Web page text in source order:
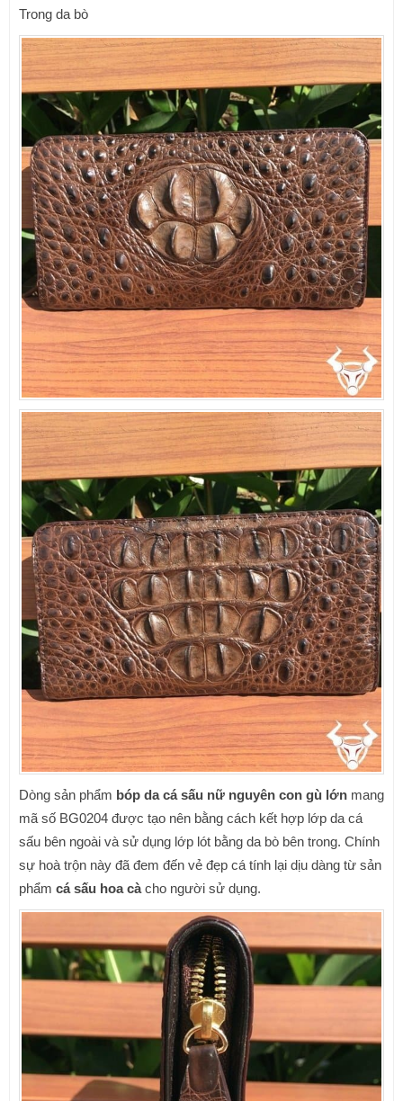
Trong da bò
Dòng sản phẩm bóp da cá sấu nữ nguyên con gù lớn mang
mã số BG0204 được tạo nên bằng cách kết hợp lớp da cá
sấu bên ngoài và sử dụng lớp lót bằng da bò bên trong. Chính
sự hoà trộn này đã đem đến vẻ đẹp cá tính lại dịu dàng từ sản
phẩm cá sấu hoa càcho người sử dụng.